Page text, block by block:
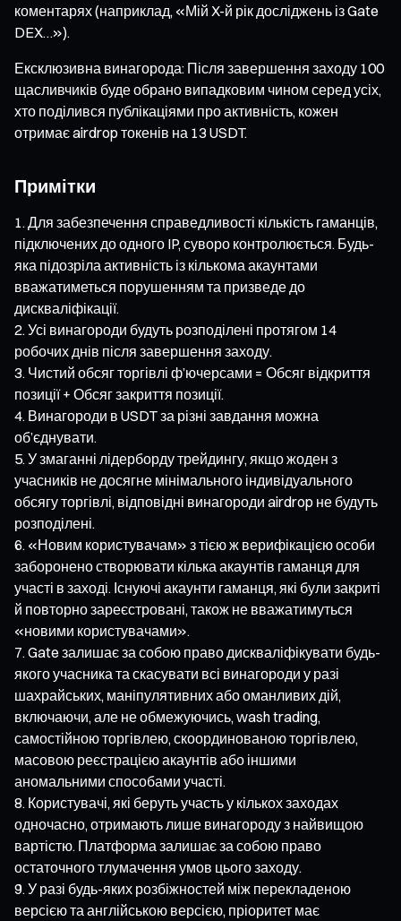
коментарях (наприклад, «Мій X-й рік досліджень із Gate
DEX…»).
Ексклюзивна винагорода: Після завершення заходу 100
щасливчиків буде обрано випадковим чином серед усіх,
хто поділився публікаціями про активність, кожен
отримає airdrop токенів на 13 USDT.
Примітки
Для забезпечення справедливості кількість гаманців,
підключених до одного IP, суворо контролюється. Будь-
яка підозріла активність із кількома акаунтами
вважатиметься порушенням та призведе до
дискваліфікації.
Усі винагороди будуть розподілені протягом 14
робочих днів після завершення заходу.
Чистий обсяг торгівлі ф’ючерсами = Обсяг відкриття
позиції + Обсяг закриття позиції.
Винагороди в USDT за різні завдання можна
об’єднувати.
У змаганні лідерборду трейдингу, якщо жоден з
учасників не досягне мінімального індивідуального
обсягу торгівлі, відповідні винагороди airdrop не будуть
розподілені.
«Новим користувачам» з тією ж верифікацією особи
заборонено створювати кілька акаунтів гаманця для
участі в заході. Існуючі акаунти гаманця, які були закриті
й повторно зареєстровані, також не вважатимуться
«новими користувачами».
Gate залишає за собою право дискваліфікувати будь-
якого учасника та скасувати всі винагороди у разі
шахрайських, маніпулятивних або оманливих дій,
включаючи, але не обмежуючись, wash trading,
самостійною торгівлею, скоординованою торгівлею,
масовою реєстрацією акаунтів або іншими
аномальними способами участі.
Користувачі, які беруть участь у кількох заходах
одночасно, отримають лише винагороду з найвищою
вартістю. Платформа залишає за собою право
остаточного тлумачення умов цього заходу.
У разі будь-яких розбіжностей між перекладеною
версією та англійською версією, пріоритет має